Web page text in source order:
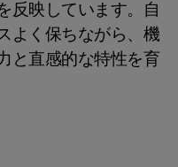
反映しています。自
よく保ちながら、機
と直感的な特性を育